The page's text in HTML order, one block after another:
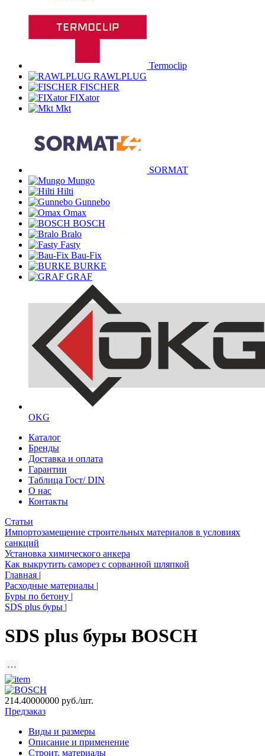
Termoclip
RAWLPLUG
FISCHER
FIXator
Mkt
SORMAT
Mungo
Hilti
Gunnebo
Omax
BOSCH
Bralo
Fasty
Bau-Fix
BURKE
GRAF
OKG
Каталог
Бренды
Доставка и оплата
Гарантии
Таблица Гост/ DIN
О нас
Контакты
Статьи
Импортозамещение строительных материалов в условиях
санкций
Установка химического анкера
Как выкрутить саморез с сорванной шляпкой
Главная |
Расходные материалы |
Буры по бетону |
SDS plus буры |
SDS plus буры BOSCH
214.40000000 руб./шт.
Предзаказ
Виды и размеры
Описание и применение
Строит. материалы